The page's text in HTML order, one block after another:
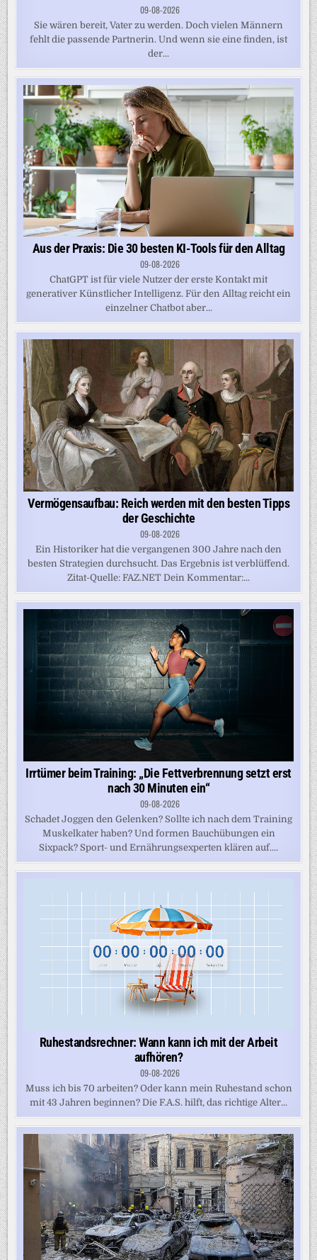
09-08-2026
Sie wären bereit, Vater zu werden. Doch vielen Männern
fehlt die passende Partnerin. Und wenn sie eine finden, ist
der...
Aus der Praxis: Die 30 besten KI-Tools für den Alltag
09-08-2026
ChatGPT ist für viele Nutzer der erste Kontakt mit
generativer Künstlicher Intelligenz. Für den Alltag reicht ein
einzelner Chatbot aber...
Vermögensaufbau: Reich werden mit den besten Tipps
der Geschichte
09-08-2026
Ein Historiker hat die vergangenen 300 Jahre nach den
besten Strategien durchsucht. Das Ergebnis ist verblüffend.
Zitat-Quelle: FAZ.NET Dein Kommentar:...
Irrtümer beim Training: „Die Fettverbrennung setzt erst
nach 30 Minuten ein“
09-08-2026
Schadet Joggen den Gelenken? Sollte ich nach dem Training
Muskelkater haben? Und formen Bauchübungen ein
Sixpack? Sport- und Ernährungsexperten klären auf....
Ruhestandsrechner: Wann kann ich mit der Arbeit
aufhören?
09-08-2026
Muss ich bis 70 arbeiten? Oder kann mein Ruhestand schon
mit 43 Jahren beginnen? Die F.A.S. hilft, das richtige Alter...